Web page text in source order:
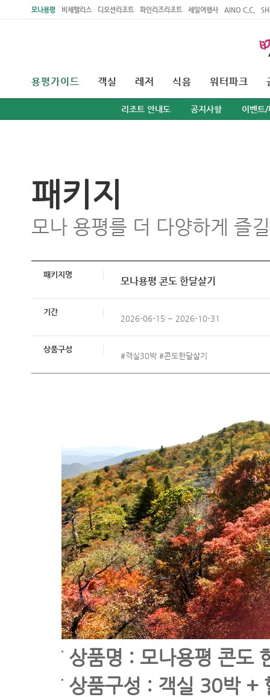
모나용평 비체팰리스 디오션리조트 파인리즈리조트 세일여행사 AINO C.C.
용평가이드
리조트 안내도 공지사항 이벤트/
객실 레저 식음 워터파크
패키지
모나 용평를 더 다양하게 즐
패키지명
모나용평 콘도 한달살기
기간
2026-06-15 ~ 2026-10-31
상품구성
#객실30박 #콘도한달살기
상품명 : 모나용평 콘도
상품구성 : 객실 30박 +